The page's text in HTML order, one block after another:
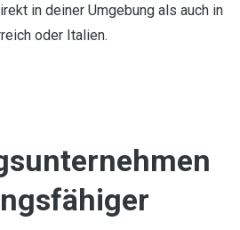
in deiner Umgebung als auch in
oder Italien.